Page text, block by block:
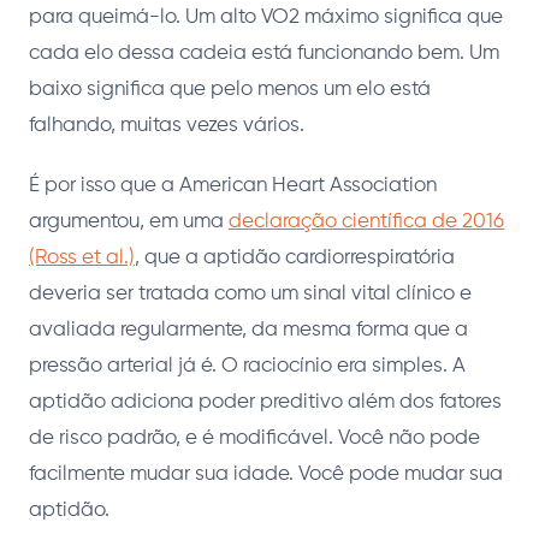
para queimá-lo. Um alto VO2 máximo significa que
cada elo dessa cadeia está funcionando bem. Um
baixo significa que pelo menos um elo está
falhando, muitas vezes vários.
É por isso que a American Heart Association
argumentou, em uma declaração científica de 2016
(Ross et al.), que a aptidão cardiorrespiratória
deveria ser tratada como um sinal vital clínico e
avaliada regularmente, da mesma forma que a
pressão arterial já é. O raciocínio era simples. A
aptidão adiciona poder preditivo além dos fatores
de risco padrão, e é modificável. Você não pode
facilmente mudar sua idade. Você pode mudar sua
aptidão.